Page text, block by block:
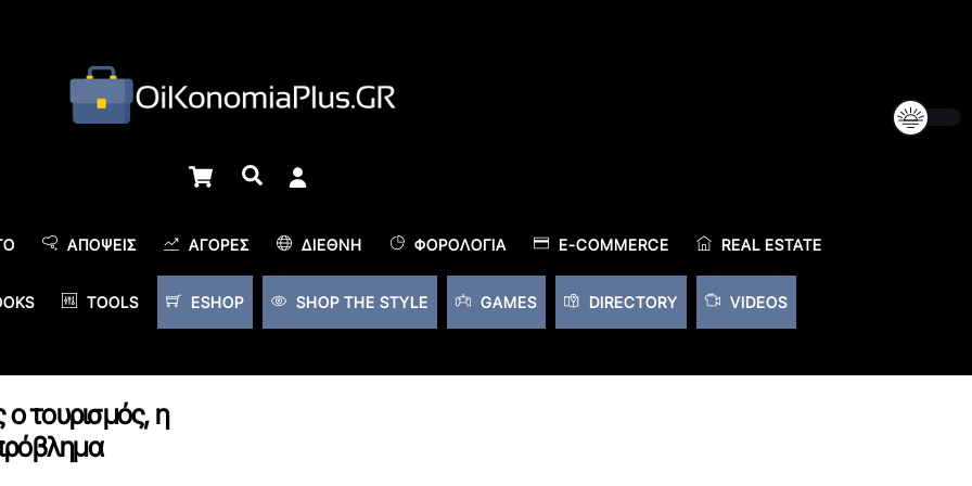
Cart Αναζήτηση
ΑΠΌΨΕΙΣ ΑΓΟΡΈΣ ΔΙΕΘΝΉ ΦΟΡΟΛΟΓΊΑ E-COMMERCE REAL ESTATE
TOOLS ESHOP SHOP THE STYLE GAMES DIRECTORY VIDEOS
ο τουρισμός, η